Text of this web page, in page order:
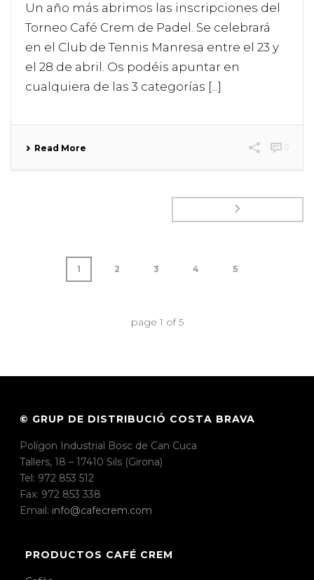
Un año más abrimos las inscripciones del
Torneo Café Crem de Padel. Se celebrará
en el Club de Tennis Manresa entre el 23 y
el 28 de abril. Os podéis apuntar en
cualquiera de las 3 categorías [...]
Read More 0
1 2 3 4 5
page1 of5
© GRUP DE DISTRIBUCIÓ COSTA BRAVA
Polígon Industrial Bosc de Can Cuca
Tallers, 18 – 17410 Sils (Girona)
Tel: 972 853 512
Fax: 972 853 338
Email: info@cafecrem.com
PRODUCTOS CAFÉ CREM